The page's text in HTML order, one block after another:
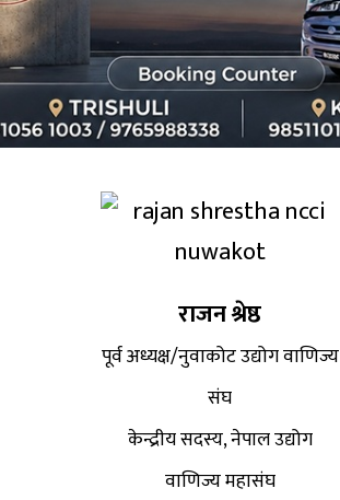
राजन श्रेष्ठ
पूर्व अध्यक्ष/नुवाकोट उद्योग वाणिज्य
संघ
केन्द्रीय सदस्य, नेपाल उद्योग
वाणिज्य महासंघ